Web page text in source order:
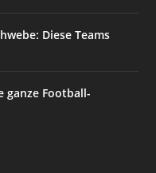
Diese Teams
ganze Football-